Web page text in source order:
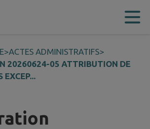
>ACTES ADMINISTRATIFS>
20260624-05 ATTRIBUTION DE
EXCEP...